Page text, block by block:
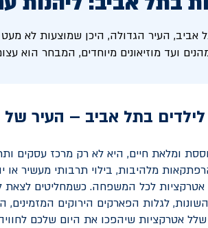
אביב, העיר הגדולה, היכן שמוצעות לא
ועד מוזיאונים מיוחדים, המבחר הוא
בתל אביב – העיר של
ומלאת חיים, היא לא רק מרכז עסקים
מלהיבות, בילוי תרבותי מעשיר
לכל המשפחה. כשמחליטים לצאת
לגלות הפארקים הירוקים המזמינים,
שלל אטרקציות שיהפכו את היום שלכם